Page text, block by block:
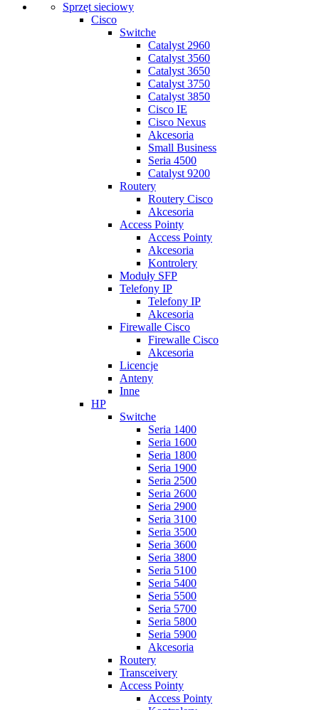
Sprzęt sieciowy
Cisco
Switche
Catalyst 2960
Catalyst 3560
Catalyst 3650
Catalyst 3750
Catalyst 3850
Cisco IE
Cisco Nexus
Akcesoria
Small Business
Seria 4500
Catalyst 9200
Routery
Routery Cisco
Akcesoria
Access Pointy
Access Pointy
Akcesoria
Kontrolery
Moduły SFP
Telefony IP
Telefony IP
Akcesoria
Firewalle Cisco
Firewalle Cisco
Akcesoria
Licencje
Anteny
Inne
HP
Switche
Seria 1400
Seria 1600
Seria 1800
Seria 1900
Seria 2500
Seria 2600
Seria 2900
Seria 3100
Seria 3500
Seria 3600
Seria 3800
Seria 5100
Seria 5400
Seria 5500
Seria 5700
Seria 5800
Seria 5900
Akcesoria
Routery
Transceivery
Access Pointy
Access Pointy